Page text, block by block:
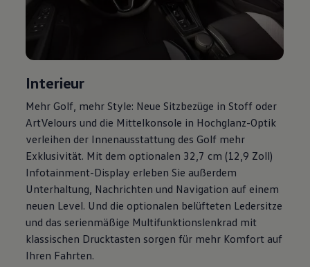
Motorenöl und Flüssigkeiten
Pannen- und Unfallhilfe
Economy Service
Volkswagen Teile
Modellspezifisches Zubehör
Transport
Entertainment und Elektronik
Individualisieren
Wallbox und Ladekabel
Digitale Extras
Dienste für Ihr Modell finden
Volkswagen Apps, Login und Shop
Handy und Fahrzeug verbinden
Updates für Software, Karten und Radio
Über Ihr Auto
Vorgängermodelle
Kundeninformationen
Volkswagen Kundenbetreuung
Interieur
Mehr Golf , mehr Style: Neue Sitzbezüge in Stoff oder
ArtVelours und die Mittelkonsole in Hochglanz-Optik
verleihen der Innenausstattung des Golf mehr
Exklusivität. Mit dem optionalen 32,7 cm (12,9 Zoll)
Infotainment-Display erleben Sie außerdem
Unterhaltung, Nachrichten und Navigation auf einem
neuen Level. Und die optionalen belüfteten Ledersitze
und das serienmäßige Multifunktionslenkrad mit
klassischen Drucktasten sorgen für mehr Komfort auf
Ihren Fahrten.